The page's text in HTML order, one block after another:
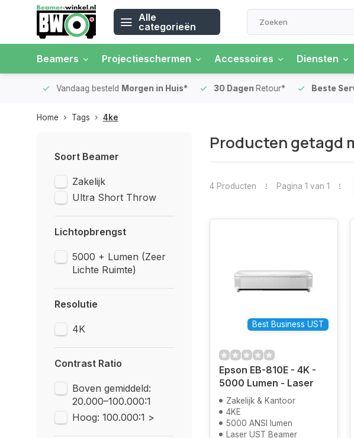
Alle
categorieën
Beamers Projectieschermen Accessoires Diensten
Vandaag besteldMorgen in Huis* 30 DagenRetour* Beste
Home Tags 4ke
Soort Beamer
Zakelijk
Ultra Short Throw
Lichtopbrengst
5000 + Lumen (Zeer
Lichte Ruimte)
Resolutie
4K
Contrast Ratio
Boven gemiddeld:
20.000–100.000:1
Hoog: 100.000:1 >
Producten getagd
4 Producten Pagina 1 van 1
Best Business UST
Epson EB-810E - 4K -
5000 Lumen - Laser
Zakelijk & Kantoor
4KE
5000 ANSI lumen
Laser UST Beamer